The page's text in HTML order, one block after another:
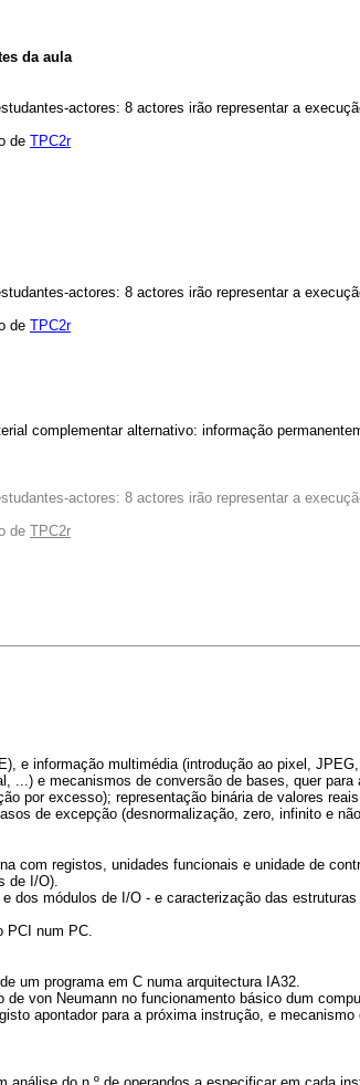
da aula
actores: 8 actores irão representar a
de TPC2r
actores: 8 actores irão representar a
de TPC2r
complementar alternativo: informação
actores: 8 actores irão representar a
de TPC2r
e informação multimédia (introdução ao pixel,
e mecanismos de conversão de bases, quer para
por excesso); representação binária de valores
de excepção (desnormalização, zero, infinito e
com registos, unidades funcionais e unidade de
de I/O).
dos módulos de I/O - e caracterização das
PCI num PC.
um programa em C numa arquitectura IA32.
von Neumann no funcionamento básico dum
apontador para a próxima instrução, e